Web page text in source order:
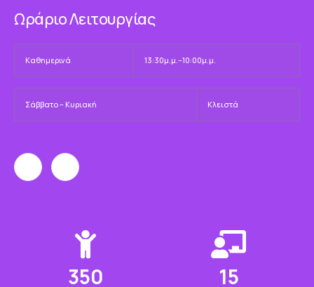
Ωράριο Λειτουργίας
Καθημερινά 13:30μ.μ.–10:00μ.μ.
Σάββατο – Κυριακή Κλειστά
350 15